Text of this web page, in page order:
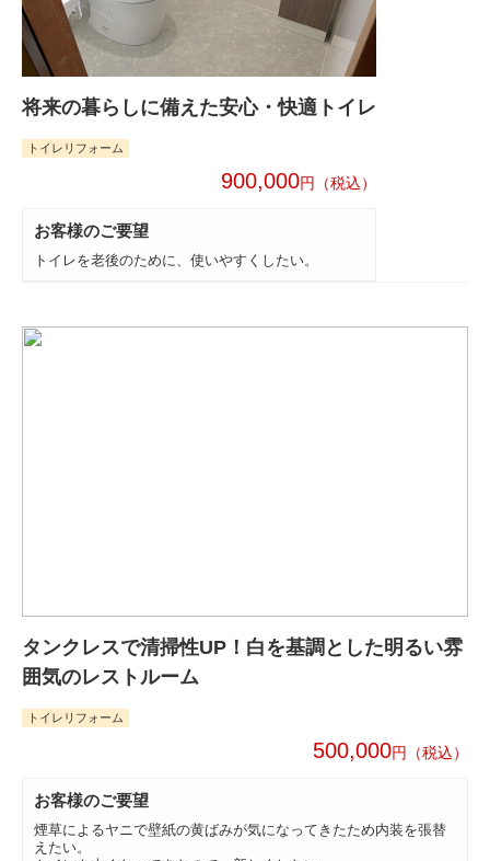
将来の暮らしに備えた安心・快適トイレ
トイレリフォーム
900,000円
お客様のご要望
トイレを老後のために、使いやすくしたい。
タンクレスで清掃性UP！白を基調とした明るい雰
囲気のレストルーム
トイレリフォーム
500,000円
お客様のご要望
煙草によるヤニで壁紙の黄ばみが気になってきたため内装を張替
えたい。